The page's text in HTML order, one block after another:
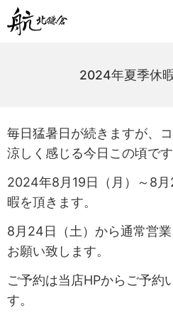
2024年夏季休
毎日猛暑日が続きますが、
涼しく感じる今日この頃です
2024年8月19日（月）～8
暇を頂きます。
8月24日（土）から通常営
お願い致します。
ご予約は当店HPからご予約
す。